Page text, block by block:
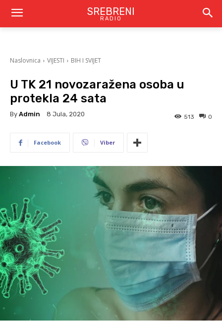
SREBRENI
RADIO
Naslovnica VIJESTI BIH I SVIJET
U TK 21 novozaražena osoba u
protekla 24 sata
By Admin 8 Jula, 2020 0
513
Facebook Viber